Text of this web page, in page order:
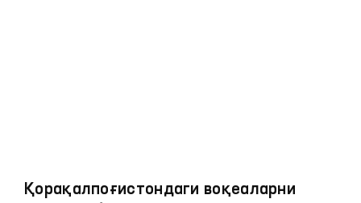
Қорақалпоғистондаги воқеаларни